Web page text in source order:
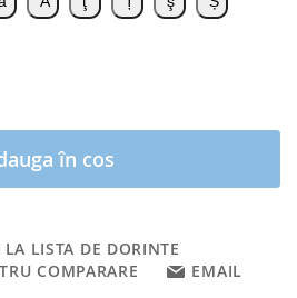
în cos
LISTA DE DORINTE
COMPARARE
EMAIL